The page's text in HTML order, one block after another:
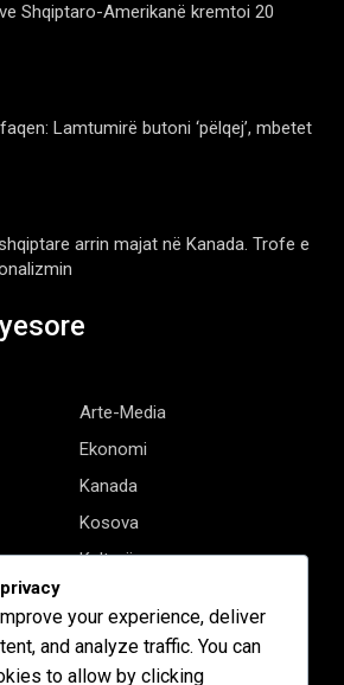
Shqiptaro-Amerikanë kremtoi 20
Lamtumirë butoni ‘pëlqej’, mbetet
arrin majat në Kanada. Trofe e
Arte-Media
Ekonomi
Kanada
Kosova
Kulturë
Shqipëria
Stil Jete
your experience, deliver
and analyze traffic. You can
to allow by clicking